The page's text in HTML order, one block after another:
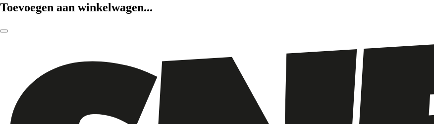
Toevoegen aan winkelwagen...